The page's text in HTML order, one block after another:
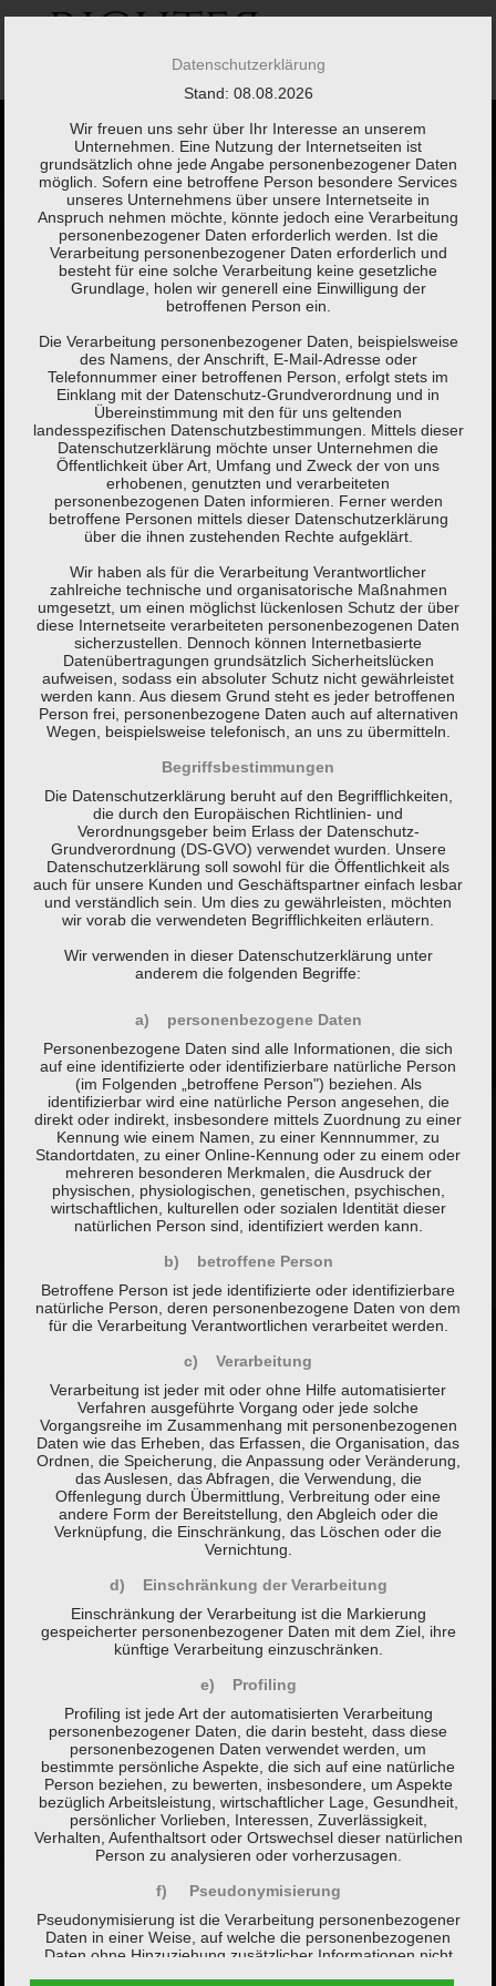
Springe
Inhalt
Kaum etwas braucht
so viel Erklärung wie
eine Steuererklärung.
Brigitte Fuchs,Schweizer Autorin, Lyrikerin, Sprachspielerin
(*1951)
KONTAKT LEISTUNGEN
Datenschutzerklärung
Stand: 08.08.2026
Wir freuen uns sehr über Ihr Interesse an unserem
Unternehmen. Eine Nutzung der Internetseiten ist
grundsätzlich ohne jede Angabe personenbezogener Daten
möglich. Sofern eine betroffene Person besondere Services
unseres Unternehmens über unsere Internetseite in
Anspruch nehmen möchte, könnte jedoch eine Verarbeitung
personenbezogener Daten erforderlich werden. Ist die
Verarbeitung personenbezogener Daten erforderlich und
besteht für eine solche Verarbeitung keine gesetzliche
Grundlage, holen wir generell eine Einwilligung der
betroffenen Person ein.
Die Verarbeitung personenbezogener Daten, beispielsweise
des Namens, der Anschrift, E-Mail-Adresse oder
Telefonnummer einer betroffenen Person, erfolgt stets im
Einklang mit der Datenschutz-Grundverordnung und in
Übereinstimmung mit den für uns geltenden
landesspezifischen Datenschutzbestimmungen. Mittels dieser
Datenschutzerklärung möchte unser Unternehmen die
Öffentlichkeit über Art, Umfang und Zweck der von uns
erhobenen, genutzten und verarbeiteten
personenbezogenen Daten informieren. Ferner werden
betroffene Personen mittels dieser Datenschutzerklärung
über die ihnen zustehenden Rechte aufgeklärt.
Wir haben als für die Verarbeitung Verantwortlicher
zahlreiche technische und organisatorische Maßnahmen
umgesetzt, um einen möglichst lückenlosen Schutz der über
diese Internetseite verarbeiteten personenbezogenen Daten
sicherzustellen. Dennoch können Internetbasierte
Datenübertragungen grundsätzlich Sicherheitslücken
aufweisen, sodass ein absoluter Schutz nicht gewährleistet
werden kann. Aus diesem Grund steht es jeder betroffenen
Person frei, personenbezogene Daten auch auf alternativen
Wegen, beispielsweise telefonisch, an uns zu übermitteln.
Begriffsbestimmungen
Die Datenschutzerklärung beruht auf den Begrifflichkeiten,
die durch den Europäischen Richtlinien- und
Verordnungsgeber beim Erlass der Datenschutz-
Grundverordnung (DS-GVO) verwendet wurden. Unsere
Datenschutzerklärung soll sowohl für die Öffentlichkeit als
auch für unsere Kunden und Geschäftspartner einfach lesbar
und verständlich sein. Um dies zu gewährleisten, möchten
wir vorab die verwendeten Begrifflichkeiten erläutern.
Wir verwenden in dieser Datenschutzerklärung unter
anderem die folgenden Begriffe:
a) personenbezogene Daten
Personenbezogene Daten sind alle Informationen, die sich
auf eine identifizierte oder identifizierbare natürliche Person
(im Folgenden „betroffene Person") beziehen. Als
identifizierbar wird eine natürliche Person angesehen, die
direkt oder indirekt, insbesondere mittels Zuordnung zu einer
Kennung wie einem Namen, zu einer Kennnummer, zu
Standortdaten, zu einer Online-Kennung oder zu einem oder
mehreren besonderen Merkmalen, die Ausdruck der
physischen, physiologischen, genetischen, psychischen,
wirtschaftlichen, kulturellen oder sozialen Identität dieser
natürlichen Person sind, identifiziert werden kann.
b) betroffene Person
Betroffene Person ist jede identifizierte oder identifizierbare
natürliche Person, deren personenbezogene Daten von dem
für die Verarbeitung Verantwortlichen verarbeitet werden.
c) Verarbeitung
Verarbeitung ist jeder mit oder ohne Hilfe automatisierter
Verfahren ausgeführte Vorgang oder jede solche
Vorgangsreihe im Zusammenhang mit personenbezogenen
Daten wie das Erheben, das Erfassen, die Organisation, das
Ordnen, die Speicherung, die Anpassung oder Veränderung,
das Auslesen, das Abfragen, die Verwendung, die
Offenlegung durch Übermittlung, Verbreitung oder eine
andere Form der Bereitstellung, den Abgleich oder die
Verknüpfung, die Einschränkung, das Löschen oder die
Vernichtung.
d) Einschränkung der Verarbeitung
Einschränkung der Verarbeitung ist die Markierung
gespeicherter personenbezogener Daten mit dem Ziel, ihre
künftige Verarbeitung einzuschränken.
e) Profiling
Profiling ist jede Art der automatisierten Verarbeitung
personenbezogener Daten, die darin besteht, dass diese
personenbezogenen Daten verwendet werden, um
bestimmte persönliche Aspekte, die sich auf eine natürliche
Person beziehen, zu bewerten, insbesondere, um Aspekte
bezüglich Arbeitsleistung, wirtschaftlicher Lage, Gesundheit,
persönlicher Vorlieben, Interessen, Zuverlässigkeit,
Verhalten, Aufenthaltsort oder Ortswechsel dieser natürlichen
Person zu analysieren oder vorherzusagen.
f) Pseudonymisierung
Pseudonymisierung ist die Verarbeitung personenbezogener
Daten in einer Weise, auf welche die personenbezogenen
Daten ohne Hinzuziehung zusätzlicher Informationen nicht